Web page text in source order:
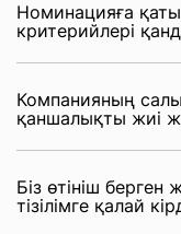
Номинацияға
критерийлері
Компанияның
қаншалықты жиі
Біз өтініш берген
тізілімге қалай